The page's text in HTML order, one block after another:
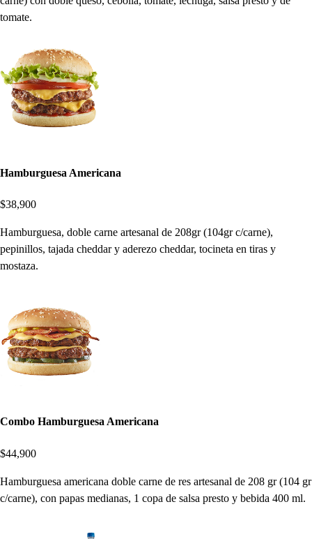
tomate.
Hamburguesa Americana
$38,900
Hamburguesa, doble carne artesanal de 208gr (104gr c/carne),
pepinillos, tajada cheddar y aderezo cheddar, tocineta en tiras y
mostaza.
Combo Hamburguesa Americana
$44,900
Hamburguesa americana doble carne de res artesanal de 208 gr (104 gr
c/carne), con papas medianas, 1 copa de salsa presto y bebida 400 ml.